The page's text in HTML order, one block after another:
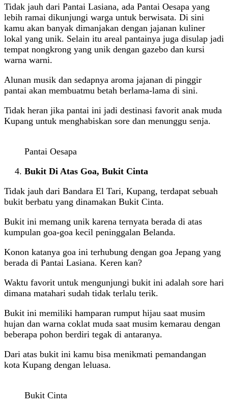
Tidak jauh dari Pantai Lasiana, ada Pantai Oesapa yang
lebih ramai dikunjungi warga untuk berwisata. Di sini
kamu akan banyak dimanjakan dengan jajanan kuliner
lokal yang unik. Selain itu areal pantainya juga disulap jadi
tempat nongkrong yang unik dengan gazebo dan kursi
warna warni.
Alunan musik dan sedapnya aroma jajanan di pinggir
pantai akan membuatmu betah berlama-lama di sini.
Tidak heran jika pantai ini jadi destinasi favorit anak muda
Kupang untuk menghabiskan sore dan menunggu senja.
Pantai Oesapa
Bukit Di Atas Goa, Bukit Cinta
Tidak jauh dari Bandara El Tari, Kupang, terdapat sebuah
bukit berbatu yang dinamakan Bukit Cinta.
Bukit ini memang unik karena ternyata berada di atas
kumpulan goa-goa kecil peninggalan Belanda.
Konon katanya goa ini terhubung dengan goa Jepang yang
berada di Pantai Lasiana. Keren kan?
Waktu favorit untuk mengunjungi bukit ini adalah sore hari
dimana matahari sudah tidak terlalu terik.
Bukit ini memiliki hamparan rumput hijau saat musim
hujan dan warna coklat muda saat musim kemarau dengan
beberapa pohon berdiri tegak di antaranya.
Dari atas bukit ini kamu bisa menikmati pemandangan
kota Kupang dengan leluasa.
Bukit Cinta